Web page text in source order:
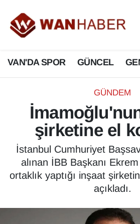
VAN'DA SPOR GÜNCEL
GÜNDEM
şirketine el
İstanbul Cumhuriyet
alınan İBB Başkanı
ortaklık yaptığı inşaat
açıkladı.
3.SAYFA
ASAYİŞ
BİLİM VE TEKNOLOJİ
Biyografi
Bölge Haberleri
ÇEVRE
Dernekler, Odalar
Van Nöbetçi Eczaneler
Van Hava Durumu
Van Namaz Vakitleri
Van Trafik Yoğunluk Haritası
Süper Lig Puan Durumu ve
Tüm Manşetler
Son Dakika Haberleri